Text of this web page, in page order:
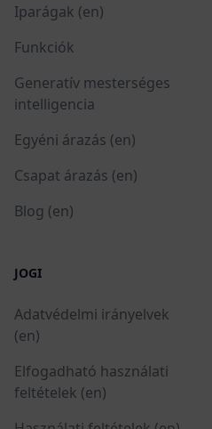
Iparágak (en)
Funkciók
Generatív mesterséges
intelligencia
Egyéni árazás (en)
Csapat árazás (en)
Blog (en)
JOGI
Adatvédelmi irányelvek
(en)
Elfogadható használati
feltételek (en)